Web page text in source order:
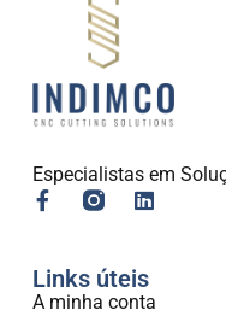
Especialistas em
Links úteis
A minha conta